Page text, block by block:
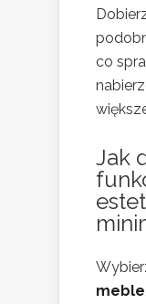
co
Jak
meble